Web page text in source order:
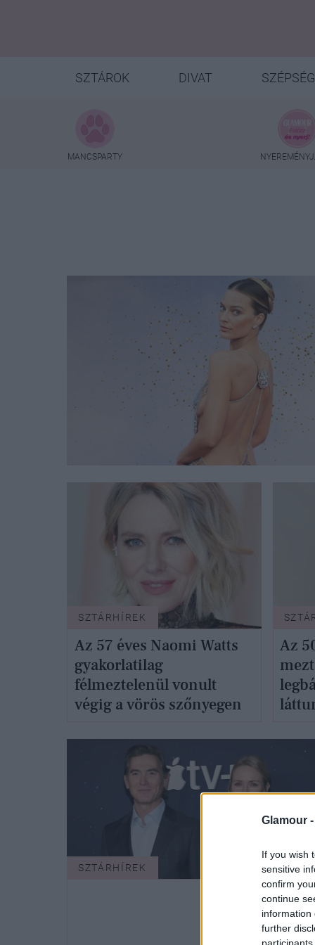
Glamour -
If you wish
sensitive
confirm
continue
information
further
SZTÁROK DIVAT SZÉPSÉG
MANCSPARTY
SZTÁRHÍREK
Az 57 éves Naomi Watts
gyakorlatilag
félmeztelenül vonult
végig a vörös szőnyegen
Az
SZTÁRHÍREK